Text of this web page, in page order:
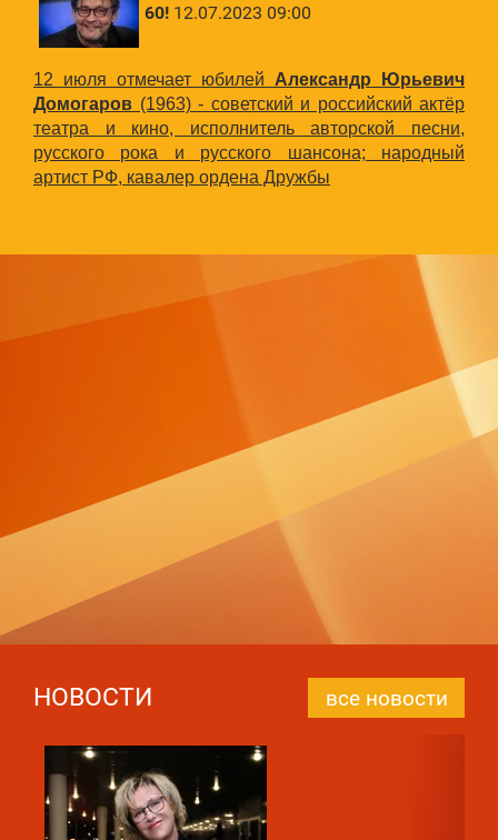
60! 12.07.2023 09:00
12 июля отмечает юбилей Александр Юрьевич
Домогаров (1963) - советский и российский актёр
театра и кино, исполнитель авторской песни,
русского рока и русского шансона; народный
артист РФ, кавалер ордена Дружбы
НОВОСТИ все новости